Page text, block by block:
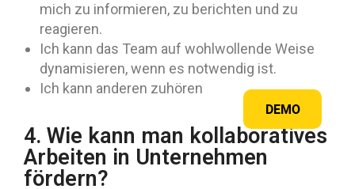
DEMO
mich zu informieren, zu berichten und zu
reagieren.
Ich kann das Team auf wohlwollende Weise
dynamisieren, wenn es notwendig ist.
Ich kann anderen zuhören
4. Wie kann man kollaboratives
Arbeiten in Unternehmen
fördern?